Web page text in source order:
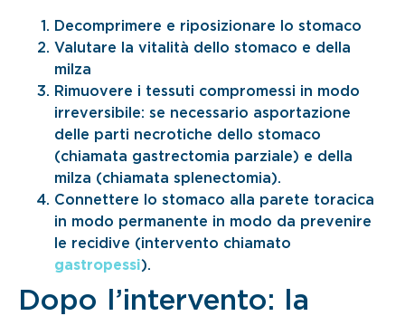
Decomprimere e riposizionare lo stomaco
Valutare la vitalità dello stomaco e della
milza
Rimuovere i tessuti compromessi in modo
irreversibile: se necessario asportazione
delle parti necrotiche dello stomaco
(chiamata gastrectomia parziale) e della
milza (chiamata splenectomia).
Connettere lo stomaco alla parete toracica
in modo permanente in modo da prevenire
le recidive (intervento chiamato
gastropessi).
Dopo l’intervento: la